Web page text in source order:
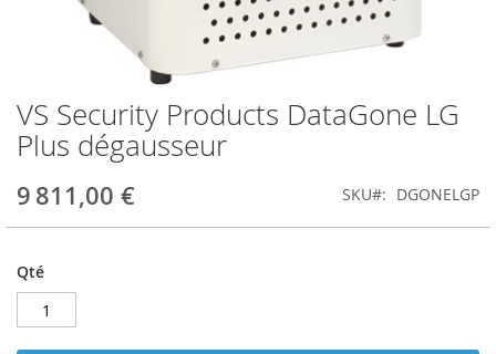
VS Security Products DataGone LG
Plus dégausseur
9 811,00 € SKU DGONELGP
Qté
Skip
to
the
of
gallery